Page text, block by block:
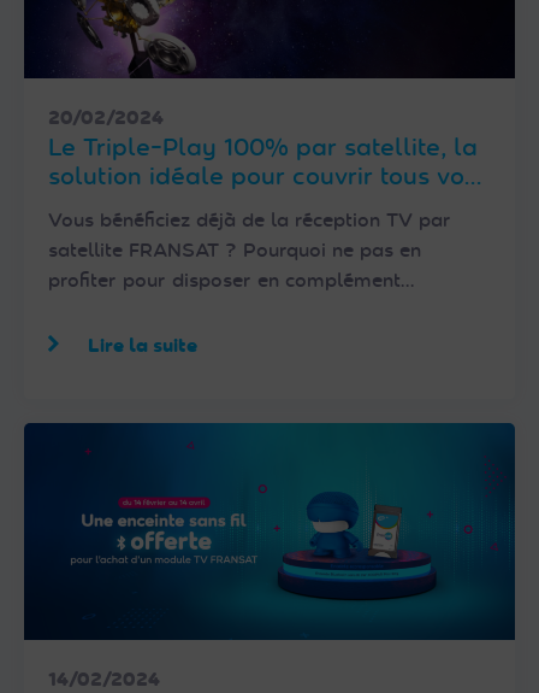
20/02/2024
Le Triple-Play 100% par satellite, la
solution idéale pour couvrir tous vos
besoins en communication
Vous bénéficiez déjà de la réception TV par
satellite FRANSAT ? Pourquoi ne pas en
profiter pour disposer en complément…
Lire la suite
14/02/2024